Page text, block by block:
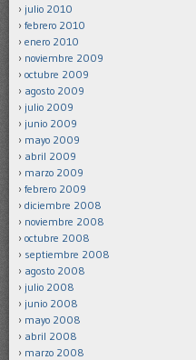
julio 2010
febrero 2010
enero 2010
noviembre 2009
octubre 2009
agosto 2009
julio 2009
junio 2009
mayo 2009
abril 2009
marzo 2009
febrero 2009
diciembre 2008
noviembre 2008
octubre 2008
septiembre 2008
agosto 2008
julio 2008
junio 2008
mayo 2008
abril 2008
marzo 2008